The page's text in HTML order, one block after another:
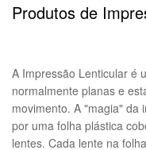
Produtos de
A Impressão Lenticular é
normalmente planas e
movimento. A "magia" da
por uma folha plástica
lentes. Cada lente na